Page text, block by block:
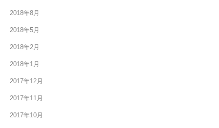
2018年8月
2018年5月
2018年2月
2018年1月
2017年12月
2017年11月
2017年10月